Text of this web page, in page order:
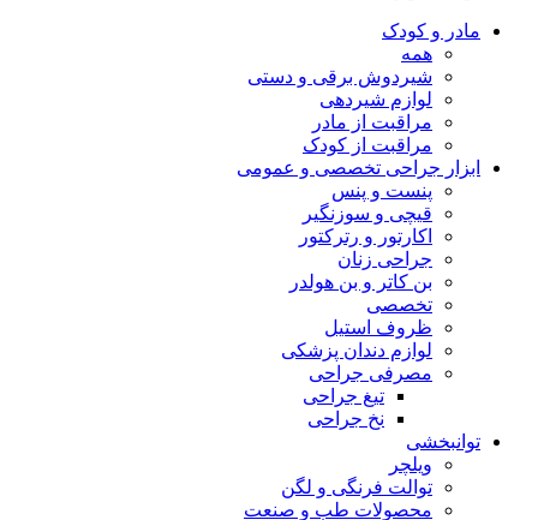
مادر و کودک
همه
شیردوش برقی و دستی
لوازم شیردهی
مراقبت از مادر
مراقبت از کودک
ابزار جراحی تخصصی و عمومی
پنست و پنس
قیچی و سوزنگیر
اکارتور و رترکتور
جراحی زنان
بن کاتر و بن هولدر
تخصصی
ظروف استیل
لوازم دندان پزشکی
مصرفی جراحی
تیغ جراحی
نخ جراحی
توانبخشی
ویلچر
توالت فرنگی و لگن
محصولات طب و صنعت